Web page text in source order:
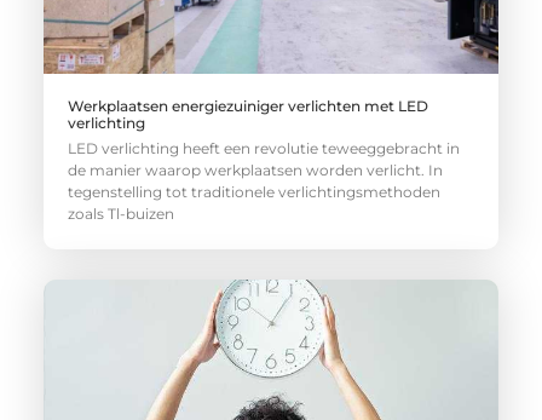
Werkplaatsen energiezuiniger verlichten met LED
verlichting
LED verlichting heeft een revolutie teweeggebracht in
de manier waarop werkplaatsen worden verlicht. In
tegenstelling tot traditionele verlichtingsmethoden
zoals Tl-buizen